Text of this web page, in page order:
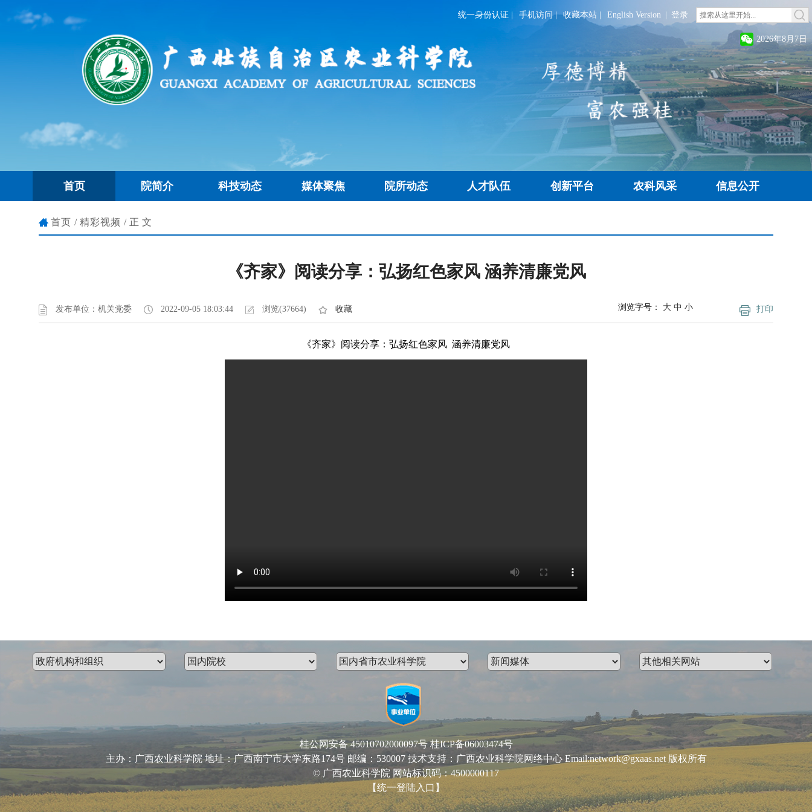
统一身份认证 手机访问| 收藏本站 English Version 登录
2026年8月7日
首页 院简介 科技动态 媒体聚焦 院所动态 人才队伍 创新平台 农科风采 信息公开
首页 / 精彩视频 /正文
《齐家》阅读分享：弘扬红色家风 涵养清廉党风
发布单位：机关党委 2022-09-05 18:03:44 浏览(37664) 收藏 打印
浏览字号： 大 中 小
《齐家》阅读分享：弘扬红色家风 涵养清廉党风
桂公网安备 45010702000097号 桂ICP备06003474号
主办：广西农业科学院 地址：广西南宁市大学东路174号 邮编：530007 技术支持：广西农业科学院网络中心 Email:network@gxaas.net 版权所有
© 广西农业科学院 网站标识码：4500000117
【统一登陆入口】